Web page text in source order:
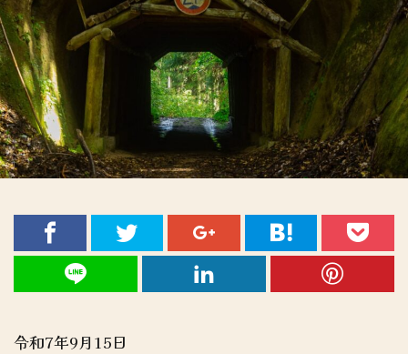
令和7年9月15日